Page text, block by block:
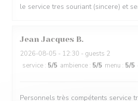
le service tres souriant (sincere) et
Jean Jacques B
2026-08-05 - 12:30 - guests 2
service : 5/5 ambience : 5/5 menu : 5/5
Personnels très compétents service